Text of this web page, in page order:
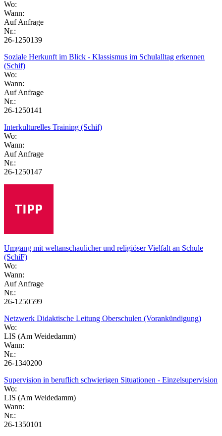
Wo:
Wann:
Auf Anfrage
Nr.:
26-1250139
Soziale Herkunft im Blick - Klassismus im Schulalltag erkennen
(Schif)
Wo:
Wann:
Auf Anfrage
Nr.:
26-1250141
Interkulturelles Training (Schif)
Wo:
Wann:
Auf Anfrage
Nr.:
26-1250147
Umgang mit weltanschaulicher und religiöser Vielfalt an Schule
(SchiF)
Wo:
Wann:
Auf Anfrage
Nr.:
26-1250599
Netzwerk Didaktische Leitung Oberschulen (Vorankündigung)
Wo:
LIS (Am Weidedamm)
Wann:
Nr.:
26-1340200
Supervision in beruflich schwierigen Situationen - Einzelsupervision
Wo:
LIS (Am Weidedamm)
Wann:
Nr.:
26-1350101